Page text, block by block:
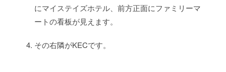
にマイステイズホテル、前方正面にファミリーマ
ートの看板が見えます。
その右隣がKECです。